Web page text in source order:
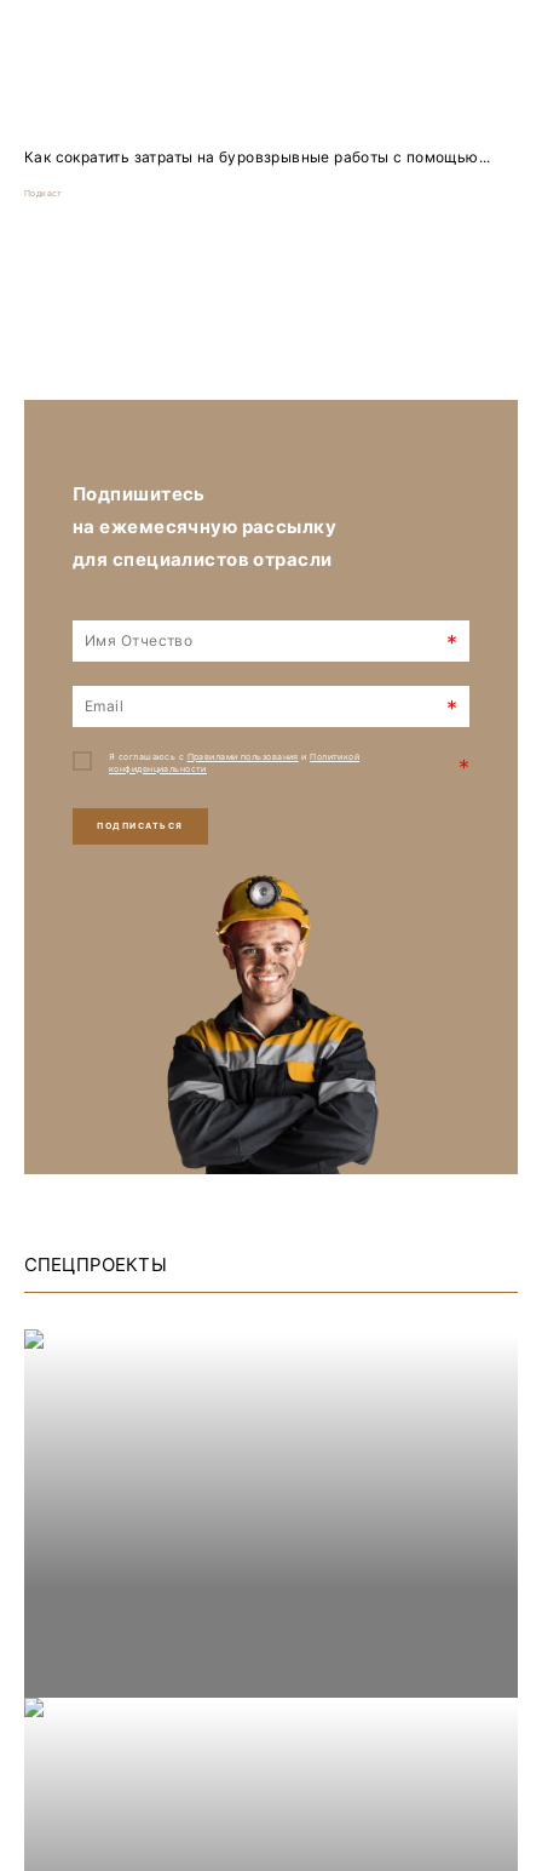
Как сократить затраты на буровзрывные работы с помощью...
Подкаст
Подпишитесь
на ежемесячную рассылку
для специалистов отрасли
*
*
Я соглашаюсь с Правилами пользования иПолитикой
конфиденциальности
*
ПОДПИСАТЬСЯ
СПЕЦПРОЕКТЫ